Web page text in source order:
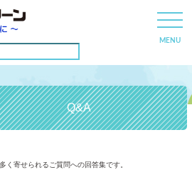
Q&A
く寄せられるご質問への回答集です。